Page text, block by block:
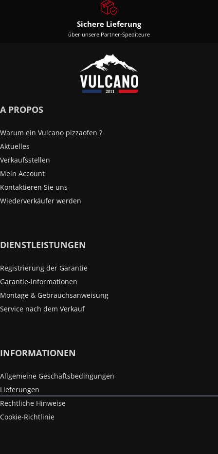
Sichere Lieferung
über unsere Partner-Spediteure
A PROPOS
Warum ein Vulcano pizzaofen ?
Aktuelles
Verkaufsstellen
Mein Account
Kontaktieren Sie uns
Wiederverkäufer werden
DIENSTLEISTUNGEN
Registrierung der Garantie
Garantie-Informationen
Montage & Gebrauchsanweisung
Service nach dem Verkauf
INFORMATIONEN
Allgemeine Geschäftsbedingungen
Lieferungen
Rechtliche Hinweise
Cookie-Richtlinie